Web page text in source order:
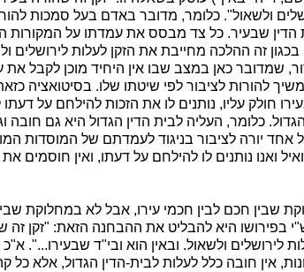
ולשאול". כלומר, מדובר באדם בעל סמכות
הדין שבעיר. כל צד מבסס את עמדתו על המקורות
זה ההלכה מחייבת את הזקן לעלות
שמדובר כאן במצב שבו אין היחיד מוכן לקבל את
להורות לציבור לפי שיטתו שלו. בסיטואציה
חולק עליו, נותנים לו את הזכות להילחם על דעתו
כלומר, העליה לבית הדין הגדול היא גם חובה
אחד יורה לציבור בניגוד לעמדתם של המוסדות
ואנו נותנים לו להילחם על דעתו, ואין חוסמים
שבין חכם לבין חכמי עירו, אבל לא במחלוקת
בפירושו היא להבליט את ההבחנה הזאת: "זקן זה
לירושלים ולשאול. ובאין הוא ובי"ד שבעירו...".
אין חובה כלל לעלות לבית-הדין הגדול, אלא כל